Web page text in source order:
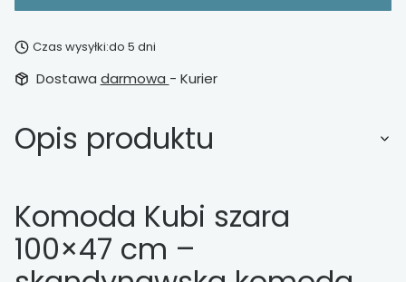
Czas wysyłki:do 5 dni
Dostawa darmowa - Kurier
Opis produktu
Komoda Kubi szara
100×47 cm –